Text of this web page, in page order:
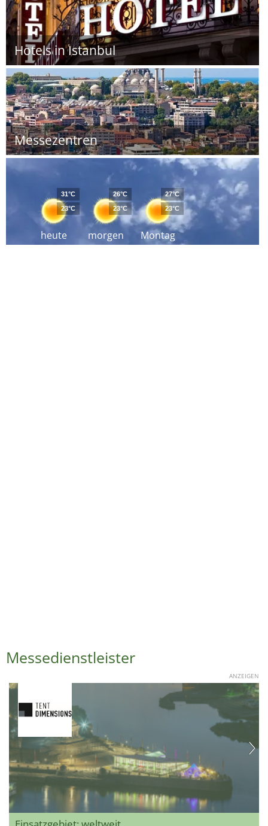
Hotels in Istanbul
Messezentren
heute
31°C
23°C
morgen
26°C
23°C
Montag
27°C
23°C
Messedienstleister
ANZEIGEN